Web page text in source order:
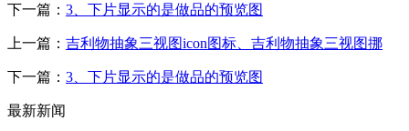
下一篇： 3、下片显示的是做品的预览图
上一篇： 吉利物抽象三视图icon图标、吉利物抽象三视图挪
下一篇： 3、下片显示的是做品的预览图
最新新闻